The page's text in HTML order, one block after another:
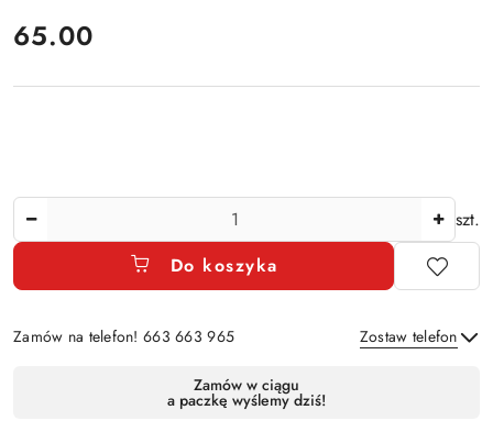
cena:
65.00
szt.
Do koszyka
Zamów na telefon! 663 663 965 Zostaw telefon
Zamów w ciągu
a paczkę wyślemy dziś!